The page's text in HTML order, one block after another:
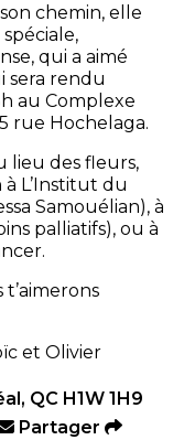
chemin, elle
qui a aimé
sera rendu
au Complexe
rue Hochelaga.
lieu des fleurs,
L’Institut du
Samouélian), à
palliatifs), ou à
et Olivier
QC H1W 1H9
Partager